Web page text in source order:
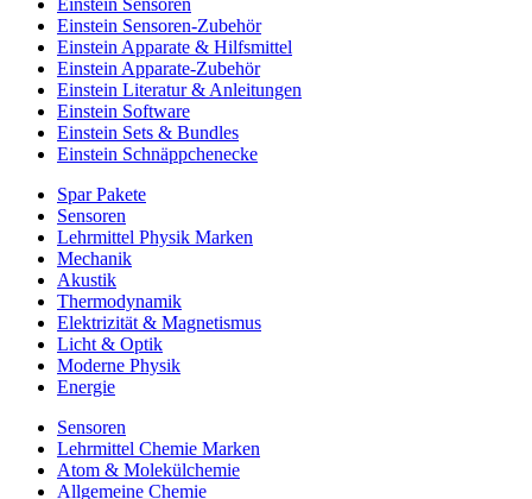
Einstein Sensoren
Einstein Sensoren-Zubehör
Einstein Apparate & Hilfsmittel
Einstein Apparate-Zubehör
Einstein Literatur & Anleitungen
Einstein Software
Einstein Sets & Bundles
Einstein Schnäppchenecke
Spar Pakete
Sensoren
Lehrmittel Physik Marken
Mechanik
Akustik
Thermodynamik
Elektrizität & Magnetismus
Licht & Optik
Moderne Physik
Energie
Sensoren
Lehrmittel Chemie Marken
Atom & Molekülchemie
Allgemeine Chemie